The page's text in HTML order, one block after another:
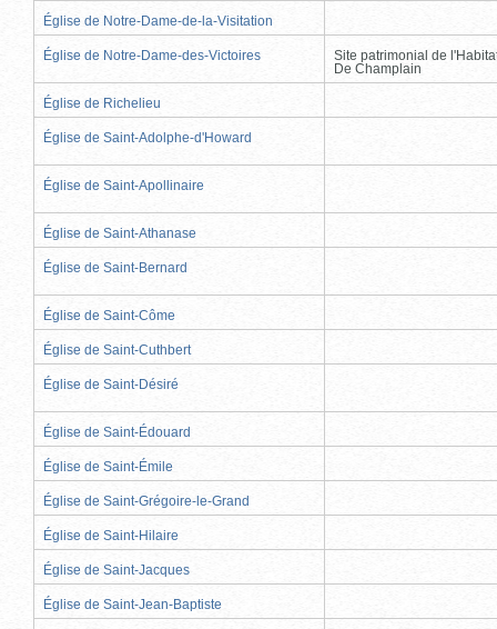
Église de Notre-Dame-de-la-Visitation
Église de Notre-Dame-des-Victoires
Site patrimonial de
De Champlain
Église de Richelieu
Église de Saint-Adolphe-d'Howard
Église de Saint-Apollinaire
Église de Saint-Athanase
Église de Saint-Bernard
Église de Saint-Côme
Église de Saint-Cuthbert
Église de Saint-Désiré
Église de Saint-Édouard
Église de Saint-Émile
Église de Saint-Grégoire-le-Grand
Église de Saint-Hilaire
Église de Saint-Jacques
Église de Saint-Jean-Baptiste